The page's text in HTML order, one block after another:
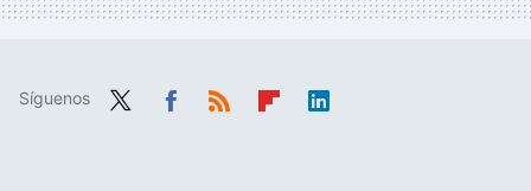
Síguenos